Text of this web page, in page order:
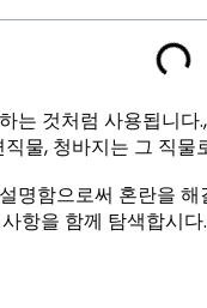
는 것처럼 사용됩니
물, 청바지는 그 직물
명함으로써 혼란을
항을 함께 탐색합시다.